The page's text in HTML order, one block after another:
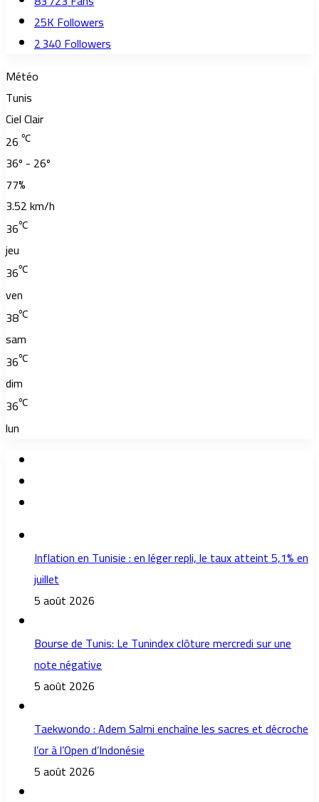
25KFollowers
2 340Followers
Météo
Tunis
Ciel Clair
26 ℃
36º - 26º
77%
3.52 km/h
36℃
jeu
36℃
ven
38℃
sam
36℃
dim
36℃
lun
Inflation en Tunisie : en léger repli, le taux atteint 5,1% en
juillet
5 août 2026
Bourse de Tunis: Le Tunindex clôture mercredi sur une
note négative
5 août 2026
Taekwondo : Adem Salmi enchaîne les sacres et décroche
l’or à l’Open d’Indonésie
5 août 2026